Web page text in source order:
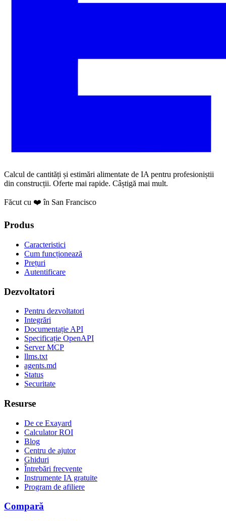
Calcul de cantități și estimări alimentate de IA pentru profesioniștii
din construcții. Oferte mai rapide. Câștigă mai mult.
Făcut cu ❤️ în San Francisco
Produs
Caracteristici
Cum funcționează
Prețuri
Autentificare
Dezvoltatori
Pentru dezvoltatori
Integrări
Documentație API
Specificație OpenAPI
Server MCP
llms.txt
agents.md
Status
Securitate
Resurse
De ce Exayard
Calculator ROI
Blog
Centru de ajutor
Ghiduri
Întrebări frecvente
Instrumente IA gratuite
Program de afiliere
Compară